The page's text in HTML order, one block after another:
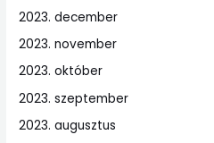
2023. december
2023. november
2023. október
2023. szeptember
2023. augusztus